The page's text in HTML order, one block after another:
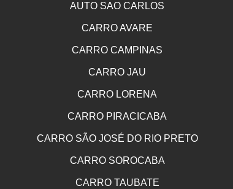
AUTO SAO CARLOS
CARRO AVARE
CARRO CAMPINAS
CARRO JAU
CARRO LORENA
CARRO PIRACICABA
CARRO SÃO JOSÉ DO RIO PRETO
CARRO SOROCABA
CARRO TAUBATE